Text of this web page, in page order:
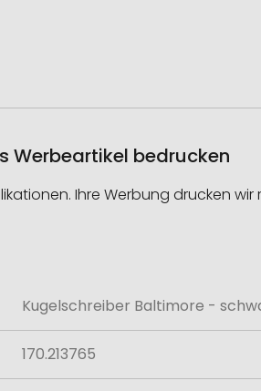
Werbeartikel bedrucken
Ihre Werbung drucken wir
Kugelschreiber Baltimore -
170.213765